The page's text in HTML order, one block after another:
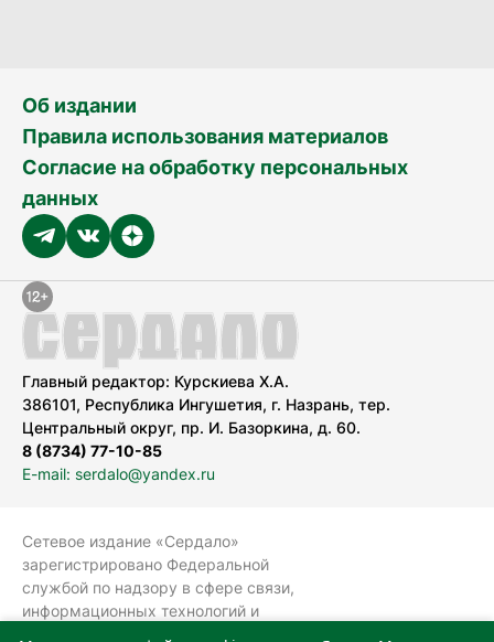
Об издании
Правила использования материалов
Согласие на обработку персональных
данных
Главный редактор: Курскиева Х.А.
386101, Республика Ингушетия, г. Назрань, тер.
Центральный округ, пр. И. Базоркина, д. 60.
8 (8734) 77-10-85
E-mail: serdalo@yandex.ru
Сетевое издание «Сердало»
зарегистрировано Федеральной
службой по надзору в сфере связи,
информационных технологий и